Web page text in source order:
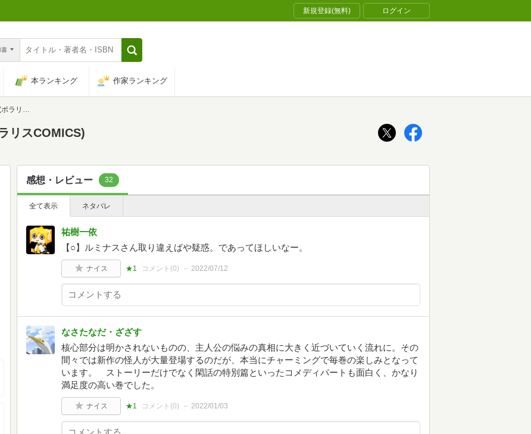
新規登録(無料) ログイン
書
本ランキング 作家ランキング
リスCOMICS)
感想・レビュー 32
全て表示 ネタバレ
祐樹一依
【○】ルミナスさん取り違えばや疑惑。であってほしいなー。
ナイス ★1 コメント(0) 2022/07/12
なさたなだ・ざざす
核心部分は明かされないものの、主人公の悩みの真相に大きく近づいていく流れに。その
間々では新作の怪人が大量登場するのだが、本当にチャーミングで毎巻の楽しみとなって
います。 ストーリーだけでなく閑話の特別篇といったコメディパートも面白く、かなり
満足度の高い巻でした。
ナイス ★1 コメント(0) 2022/01/03